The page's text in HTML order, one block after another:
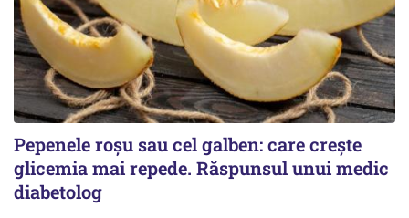
Pepenele roșu sau cel galben: care crește
glicemia mai repede. Răspunsul unui medic
diabetolog